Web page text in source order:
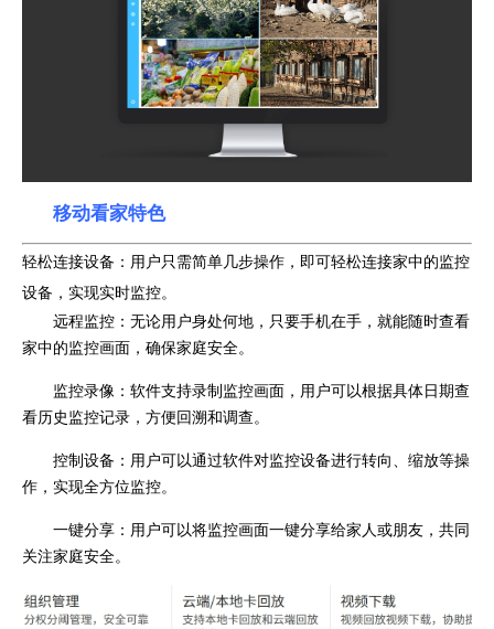
移动看家特色
轻松连接设备：用户只需简单几步操作，即可轻松连接家中的监控
设备，实现实时监控。
远程监控：无论用户身处何地，只要手机在手，就能随时查看
家中的监控画面，确保家庭安全。
监控录像：软件支持录制监控画面，用户可以根据具体日期查
看历史监控记录，方便回溯和调查。
控制设备：用户可以通过软件对监控设备进行转向、缩放等操
作，实现全方位监控。
一键分享：用户可以将监控画面一键分享给家人或朋友，共同
关注家庭安全。